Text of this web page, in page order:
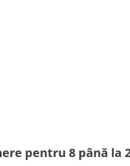
pentru 8 până la